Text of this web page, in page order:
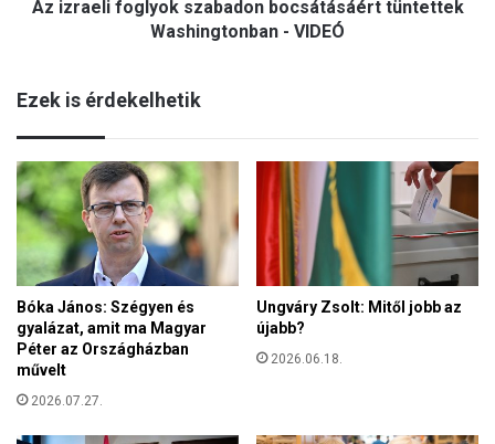
j
t
l
c
v
l
l
z
y
s
z
a
a
d
o
n
b
o
c
Az izraeli foglyok szabadon bocsátásáért tüntettek
Washingtonban - VIDEÓ
Ezek is érdekelhetik
Bóka János: Szégyen és
gyalázat, amit ma Magyar
Péter az Országházban
művelt
2026.07.27.
Ungváry Zsolt: Mitől jobb az
újabb?
2026.06.18.